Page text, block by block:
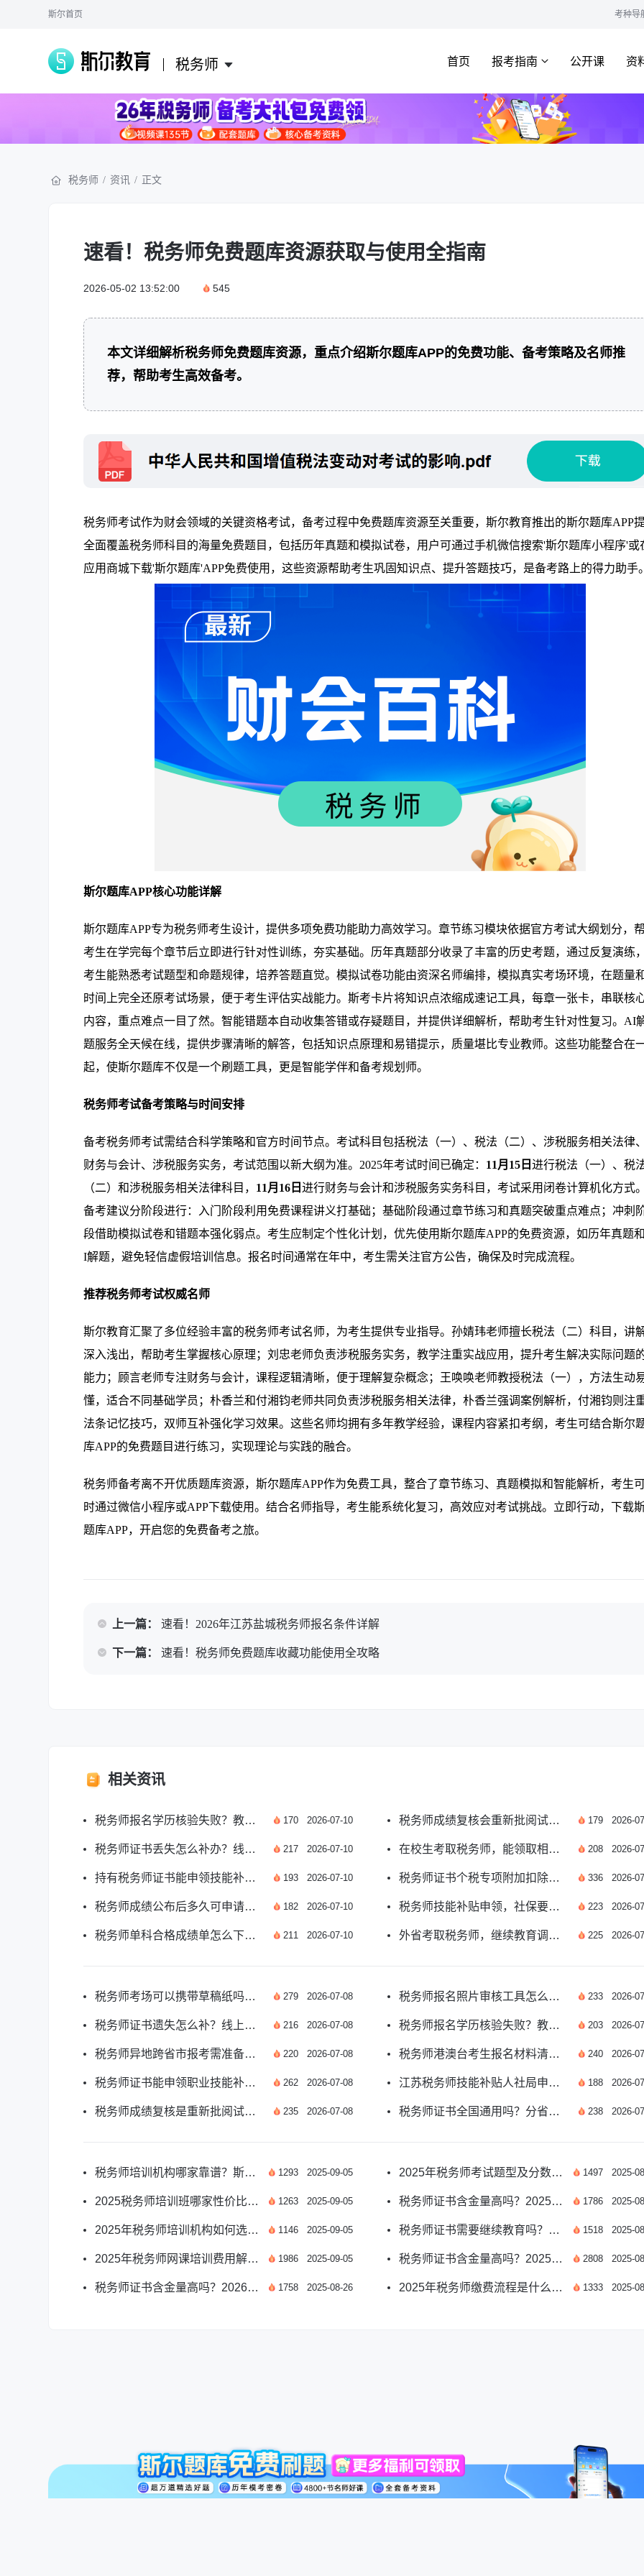
斯尔首页 考种导
税务师 首页 报考指南 公开课 资
税务师 / 资讯 / 正文
速看！税务师免费题库资源获取与使用全指南
2026-05-02 13:52:00 545
本文详细解析税务师免费题库资源，重点介绍斯尔题库APP的免费功能、备考策略及名师推
荐，帮助考生高效备考。
税务师考试作为财会领域的关键资格考试，备考过程中免费题库资源至关重要，斯尔教育推出的斯尔题库APP
全面覆盖税务师科目的海量免费题目，包括历年真题和模拟试卷，用户可通过手机微信搜索'斯尔题库小程序'或
应用商城下载'斯尔题库'APP免费使用，这些资源帮助考生巩固知识点、提升答题技巧，是备考路上的得力助手。
斯尔题库APP核心功能详解
斯尔题库APP专为税务师考生设计，提供多项免费功能助力高效学习。章节练习模块依据官方考试大纲划分，
考生在学完每个章节后立即进行针对性训练，夯实基础。历年真题部分收录了丰富的历史考题，通过反复演练，
考生能熟悉考试题型和命题规律，培养答题直觉。模拟试卷功能由资深名师编排，模拟真实考场环境，在题量
时间上完全还原考试场景，便于考生评估实战能力。斯考卡片将知识点浓缩成速记工具，每章一张卡，串联核
内容，重点难点一目了然。智能错题本自动收集答错或存疑题目，并提供详细解析，帮助考生针对性复习。AI
题服务全天候在线，提供步骤清晰的解答，包括知识点原理和易错提示，质量堪比专业教师。这些功能整合在
起，使斯尔题库不仅是一个刷题工具，更是智能学伴和备考规划师。
税务师考试备考策略与时间安排
备考税务师考试需结合科学策略和官方时间节点。考试科目包括税法（一）、税法（二）、涉税服务相关法律、
财务与会计、涉税服务实务，考试范围以新大纲为准。2025年考试时间已确定： 11月15日进行税法（一）、税
（二）和涉税服务相关法律科目， 11月16日进行财务与会计和涉税服务实务科目，考试采用闭卷计算机化方式。
备考建议分阶段进行：入门阶段利用免费课程讲义打基础；基础阶段通过章节练习和真题突破重点难点；冲刺
段借助模拟试卷和错题本强化弱点。考生应制定个性化计划，优先使用斯尔题库APP的免费资源，如历年真题
I解题，避免轻信虚假培训信息。报名时间通常在年中，考生需关注官方公告，确保及时完成流程。
推荐税务师考试权威名师
斯尔教育汇聚了多位经验丰富的税务师考试名师，为考生提供专业指导。孙婧玮老师擅长税法（二）科目，讲
深入浅出，帮助考生掌握核心原理；刘忠老师负责涉税服务实务，教学注重实战应用，提升考生解决实际问题
能力；顾言老师专注财务与会计，课程逻辑清晰，便于理解复杂概念；王唤唤老师教授税法（一），方法生动
懂，适合不同基础学员；朴香兰和付湘钧老师共同负责涉税服务相关法律，朴香兰强调案例解析，付湘钧则注
法条记忆技巧，双师互补强化学习效果。这些名师均拥有多年教学经验，课程内容紧扣考纲，考生可结合斯尔
库APP的免费题目进行练习，实现理论与实践的融合。
税务师备考离不开优质题库资源，斯尔题库APP作为免费工具，整合了章节练习、真题模拟和智能解析，考生
时通过微信小程序或APP下载使用。结合名师指导，考生能系统化复习，高效应对考试挑战。立即行动，下载
题库APP，开启您的免费备考之旅。
上一篇： 速看！2026年江苏盐城税务师报名条件详解
下一篇： 速看！税务师免费题库收藏功能使用全攻略
相关资讯
税务师报名学历核验失败？教你快速解决办法 170 2026-07-10
税务师证书丢失怎么补办？线上流程全解析 217 2026-07-10
持有税务师证书能申领技能补贴吗？答案来了 193 2026-07-10
税务师成绩公布后多久可申请成绩复核？ 182 2026-07-10
税务师单科合格成绩单怎么下载打印？ 211 2026-07-10
税务师成绩复核会重新批阅试卷吗？答案来了 179 2026-
在校生考取税务师，能领取相关补贴吗？ 208 2026-
税务师证书个税专项附加扣除申报流程是什么？ 336 2026-
税务师技能补贴申领，社保要求有哪些？ 223 2026-
外省考取税务师，继续教育调转怎么办理？ 225 2026-
税务师考场可以携带草稿纸吗？答案来了 279 2026-07-08
税务师证书遗失怎么补？线上补办流程看这里 216 2026-07-08
税务师异地跨省市报考需准备哪些材料？ 220 2026-07-08
税务师证书能申领职业技能补贴吗？答案来了 262 2026-07-08
税务师成绩复核是重新批阅试卷吗？答案来了 235 2026-07-08
税务师报名照片审核工具怎么用？看这里 233 2026-
税务师报名学历核验失败？教你正确处理方法 203 2026-
税务师港澳台考生报名材料清单有哪些？ 240 2026-
江苏税务师技能补贴人社局申领渠道有哪些？ 188 2026-
税务师证书全国通用吗？分省份有效吗？ 238 2026-
税务师培训机构哪家靠谱？斯尔教育课程体系解析 1293 2025-09-05
2025税务师培训班哪家性价比高？斯尔教育课程深度解析 1263 2025-09-05
2025年税务师培训机构如何选？高效备考方案解析 1146 2025-09-05
2025年税务师网课培训费用解析：斯尔教育课程价格全览 1986 2025-09-05
税务师证书含金量高吗？2026年职业前景深度解析 1758 2025-08-26
2025年税务师考试题型及分数分布详解？ 1497 2025-
税务师证书含金量高吗？2025年职业价值深度解读 1786 2025-
税务师证书需要继续教育吗？2025年持证者必看指南 1518 2025-
税务师证书含金量高吗？2025年职业前景深度解析 2808 2025-
2025年税务师缴费流程是什么？如何确认缴费状态？ 1333 2025-